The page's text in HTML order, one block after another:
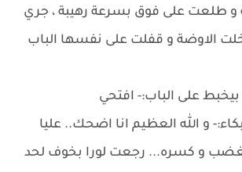
و طلعت على فوق بسرعة رهيبة ، جري
الاوضة و قفلت على نفسها الباب
على الباب:- افتحي
و الله العظيم انا اضحك.. عليا
و كسره... رجعت لورا بخوف لحد